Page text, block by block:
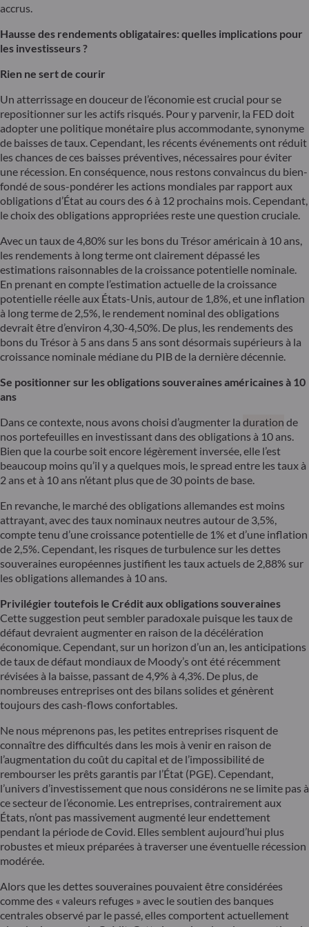
accrus.
Hausse des rendements obligataires: quelles implications pour
les investisseurs ?
Rien ne sert de courir
Un atterrissage en douceur de l’économie est crucial pour se
repositionner sur les actifs risqués. Pour y parvenir, la FED doit
adopter une politique monétaire plus accommodante, synonyme
de baisses de taux. Cependant, les récents événements ont réduit
les chances de ces baisses préventives, nécessaires pour éviter
une récession. En conséquence, nous restons convaincus du bien-
fondé de sous-pondérer les actions mondiales par rapport aux
obligations d’État au cours des 6 à 12 prochains mois. Cependant,
le choix des obligations appropriées reste une question cruciale.
Avec un taux de 4,80% sur les bons du Trésor américain à 10 ans,
les rendements à long terme ont clairement dépassé les
estimations raisonnables de la croissance potentielle nominale.
En prenant en compte l’estimation actuelle de la croissance
potentielle réelle aux États-Unis, autour de 1,8%, et une inflation
à long terme de 2,5%, le rendement nominal des obligations
devrait être d’environ 4,30-4,50%. De plus, les rendements des
bons du Trésor à 5 ans dans 5 ans sont désormais supérieurs à la
croissance nominale médiane du PIB de la dernière décennie.
Se positionner sur les obligations souveraines américaines à 10
ans
Dans ce contexte, nous avons choisi d’augmenter la duration de
nos portefeuilles en investissant dans des obligations à 10 ans.
Bien que la courbe soit encore légèrement inversée, elle l’est
beaucoup moins qu’il y a quelques mois, le spread entre les taux à
2 ans et à 10 ans n’étant plus que de 30 points de base.
En revanche, le marché des obligations allemandes est moins
attrayant, avec des taux nominaux neutres autour de 3,5%,
compte tenu d’une croissance potentielle de 1% et d’une inflation
de 2,5%. Cependant, les risques de turbulence sur les dettes
souveraines européennes justifient les taux actuels de 2,88% sur
les obligations allemandes à 10 ans.
Privilégier toutefois le Crédit aux obligations souveraines
Cette suggestion peut sembler paradoxale puisque les taux de
défaut devraient augmenter en raison de la décélération
économique. Cependant, sur un horizon d’un an, les anticipations
de taux de défaut mondiaux de Moody’s ont été récemment
révisées à la baisse, passant de 4,9% à 4,3%. De plus, de
nombreuses entreprises ont des bilans solides et génèrent
toujours des cash-flows confortables.
Ne nous méprenons pas, les petites entreprises risquent de
connaître des difficultés dans les mois à venir en raison de
l’augmentation du coût du capital et de l’impossibilité de
rembourser les prêts garantis par l’État (PGE). Cependant,
l’univers d’investissement que nous considérons ne se limite pas à
ce secteur de l’économie. Les entreprises, contrairement aux
États, n’ont pas massivement augmenté leur endettement
pendant la période de Covid. Elles semblent aujourd’hui plus
robustes et mieux préparées à traverser une éventuelle récession
modérée.
Alors que les dettes souveraines pouvaient être considérées
comme des « valeurs refuges » avec le soutien des banques
centrales observé par le passé, elles comportent actuellement